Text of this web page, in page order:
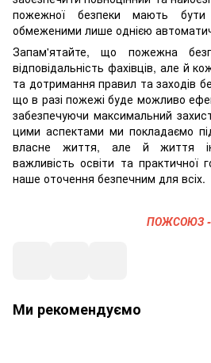
пожежної безпеки мають
обмеженими лише однією
Запам'ятайте, що пожежна
відповідальність фахівців, але й
та дотримання правил та заходів
що в разі пожежі буде можливо
забезпечуючи максимальний
цими аспектами ми покладаємо
власне життя, але й життя
важливість освіти та практичної
наше оточення безпечним для всіх.
ПОЖСОЮЗ
Ми рекомендуємо